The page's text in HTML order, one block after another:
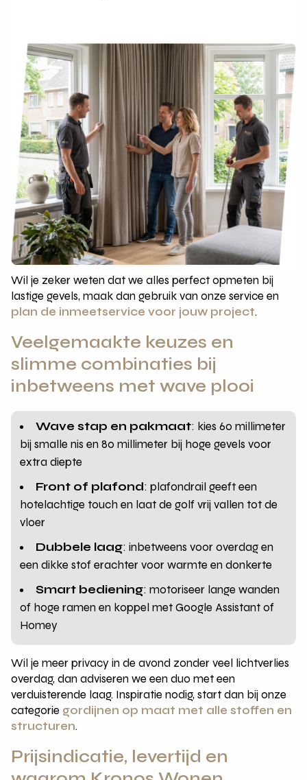
Wil je zeker weten dat we alles perfect opmeten bij
lastige gevels, maak dan gebruik van onze service en
plan de inmeetservice voor jouw project.
Veelgemaakte keuzes en
slimme combinaties bij
inbetweens met wave plooi
Wave stap en pakmaat: kies 60 millimeter
bij smalle nis en 80 millimeter bij hoge gevels voor
extra diepte
Front of plafond: plafondrail geeft een
hotelachtige touch en laat de golf vrij vallen tot de
vloer
Dubbele laag: inbetweens voor overdag en
een dikke stof erachter voor warmte en donkerte
Smart bediening: motoriseer lange wanden
of hoge ramen en koppel met Google Assistant of
Homey
Wil je meer privacy in de avond zonder veel lichtverlies
overdag, dan adviseren we een duo met een
verduisterende laag. Inspiratie nodig, start dan bij onze
categorie gordijnen op maat met alle stoffen en
structuren.
Prijsindicatie, levertijd en